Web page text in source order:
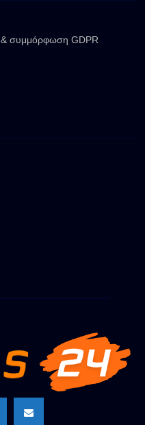
& συμμόρφωση GDPR